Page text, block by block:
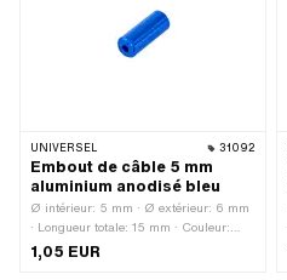
UNIVERSEL 31092
Embout de câble 5 mm
aluminium anodisé bleu
Ø intérieur: 5 mm · Ø extérieur: 6 mm
· Longueur totale: 15 mm · Couleur:
bleu · Ø passage de câble: 1.9 mm ·
Matériau: Aluminium · Surface:
1,05 EUR